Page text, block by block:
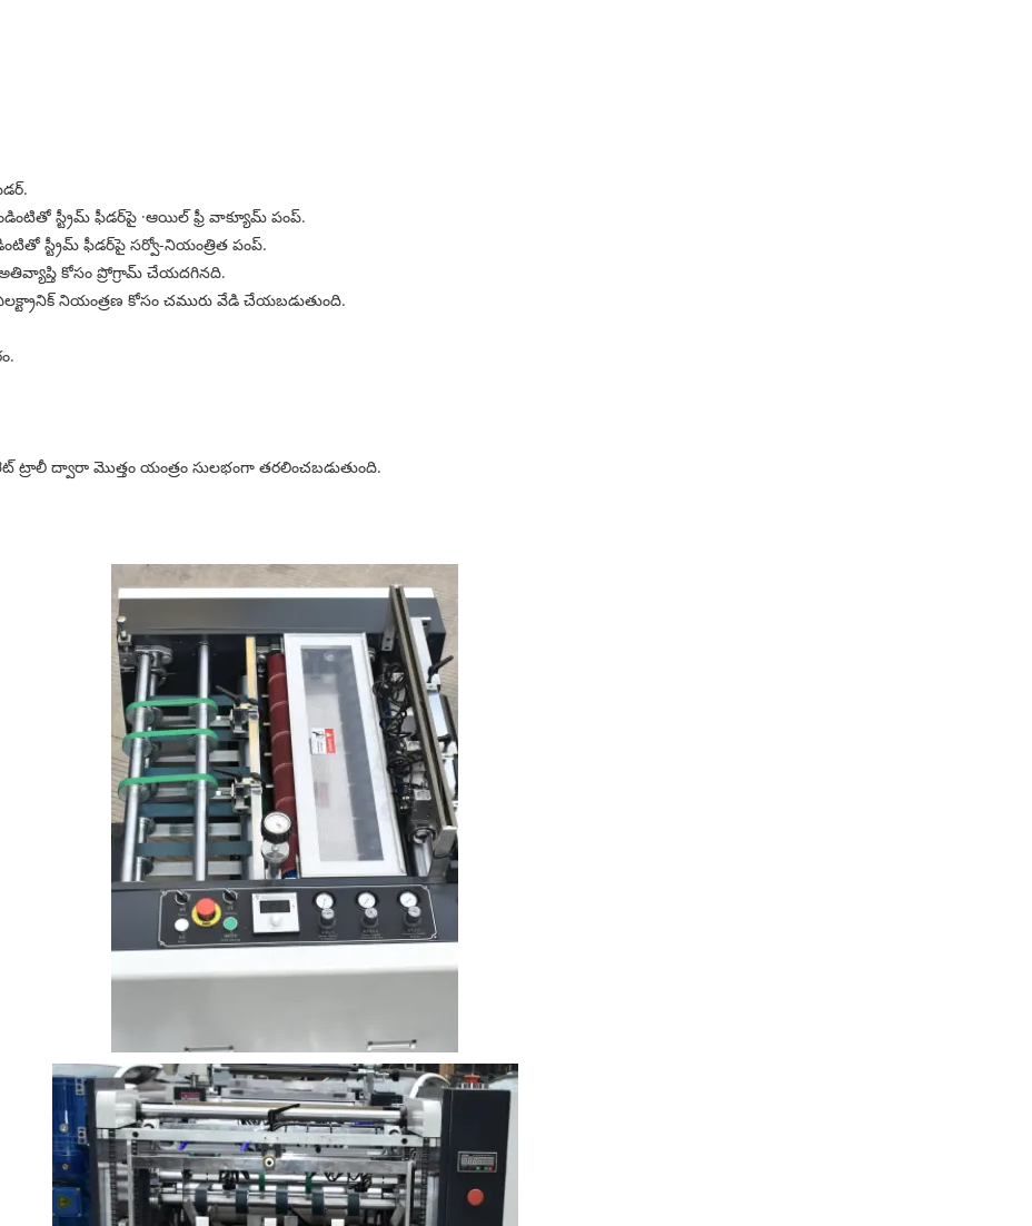
స్ట్రీమ్ ఫీడర్‌పై ·ఆయిల్ ఫ్రీ వాక్యూమ్ పంప్.
స్ట్రీమ్ ఫీడర్‌పై సర్వో-నియంత్రిత పంప్.
కోసం ప్రోగ్రామ్ చేయదగినది.
నియంత్రణ కోసం చమురు వేడి చేయబడుతుంది.
ట్రాలీ ద్వారా మొత్తం యంత్రం సులభంగా తరలించబడుతుంది.